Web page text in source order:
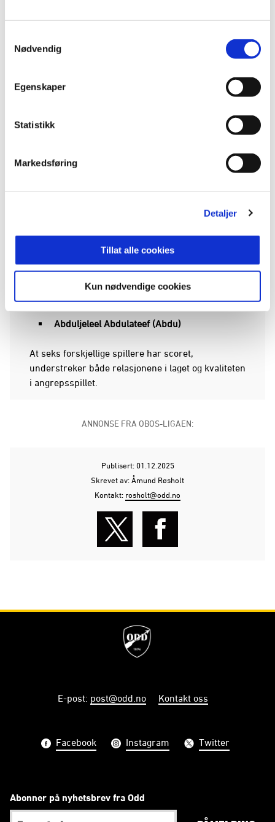
Nødvendig
Egenskaper
Statistikk
Markedsføring
Detaljer
Tillat alle cookies
Kun nødvendige cookies
oppgjør.
oppholdet i Marbella, med flere ulike spillere på
Johnny Dangshing
Oliver Skau
Jonathan Engen
Abduljeleel Abdulateef (Abdu)
At seks forskjellige spillere har scoret,
understreker både relasjonene i laget og kvaliteten
i angrepsspillet.
ANNONSE FRA OBOS-LIGAEN:
Publisert: 01.12.2025
Skrevet av: Åmund Røsholt
Kontakt: rosholt@odd.no
E-post: post@odd.no Kontakt oss
Facebook Instagram Twitter
Abonner på nyhetsbrev fra Odd